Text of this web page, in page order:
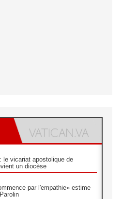
le vicariat apostolique de
un diocèse
par l'empathie» estime